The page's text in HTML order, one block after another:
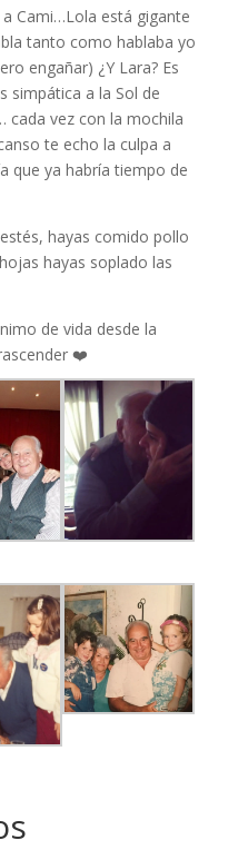
Cami…Lola está gigante
tanto como hablaba yo
engañar) ¿Y Lara? Es
simpática a la Sol de
cada vez con la mochila
te echo la culpa a
que ya habría tiempo de
hayas comido pollo
hayas soplado las
de vida desde la
❤️‍